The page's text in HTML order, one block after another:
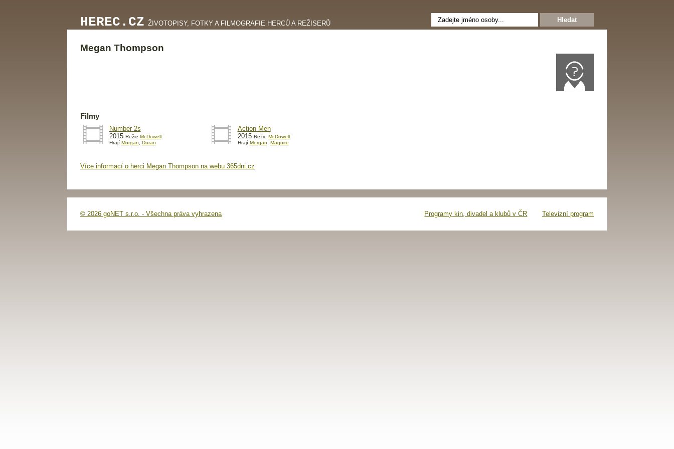
HEREC.CZ ŽIVOTOPISY, FOTKY A FILMOGRAFIE HERCŮ A REŽISERŮ
Megan Thompson
Filmy
Number 2s
2015 Režie McDowell
Hrají Morgan Duran
Action Men
2015 Režie McDowell
Hrají Morgan Maguire
Více informací o herci Megan Thompson na webu 365dni.cz
© 2026 goNET s.r.o. - Všechna práva vyhrazena Programy kin, divadel a klubů v ČR Televizní program